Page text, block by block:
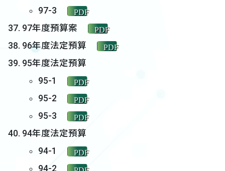
97-3 PDF
97年度預算案 PDF
96年度法定預算 PDF
95年度法定預算
95-1
PDF
95-2 PDF
95-3 PDF
94年度法定預算
94-1
PDF
94-2